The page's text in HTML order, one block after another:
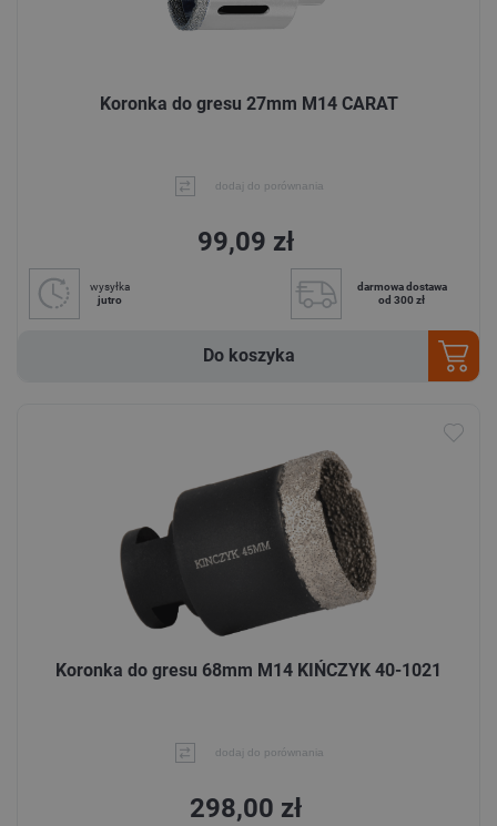
Koronka do gresu 27mm M14 CARAT
dodaj do porównania
99,09 zł
wysyłka
jutro
darmowa dostawa
od 300 zł
Do koszyka
Koronka do gresu 68mm M14 KIŃCZYK 40-1021
dodaj do porównania
298,00 zł